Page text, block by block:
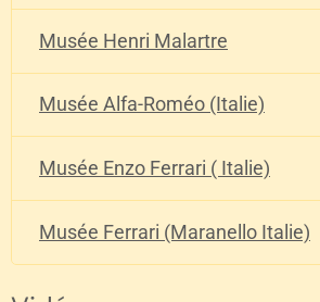
Musée Henri Malartre
Musée Alfa-Roméo (Italie)
Musée Enzo Ferrari ( Italie)
Musée Ferrari (Maranello Italie)